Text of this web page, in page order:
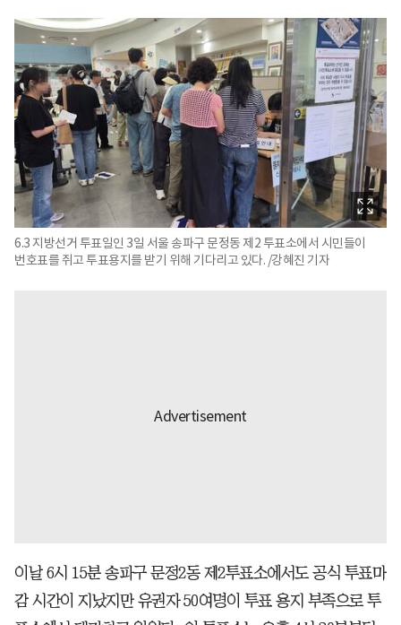
6.3 지방선거 투표일인 3일 서울 송파구 문정동 제2 투표소에서 시민들이
번호표를 쥐고 투표용지를 받기 위해 기다리고 있다. /강혜진 기자
이날 6시 15분 송파구 문정2동 제2투표소에서도 공식 투표마
감 시간이 지났지만 유권자 50여명이 투표 용지 부족으로 투